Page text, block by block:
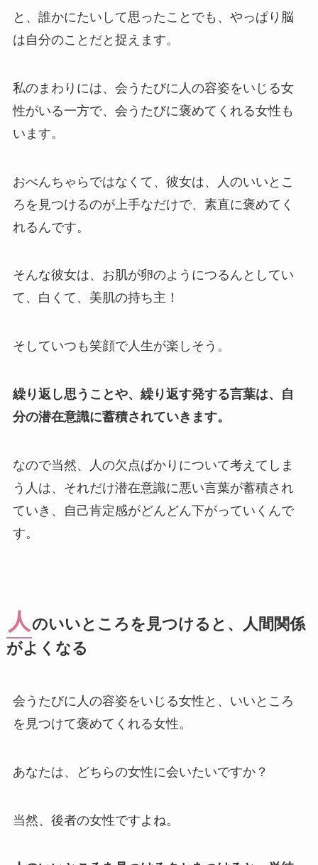
と、誰かにたいして思ったことでも、やっぱり脳
は自分のことだと捉えます。
私のまわりには、会うたびに人の容姿をいじる女
性がいる一方で、会うたびに褒めてくれる女性も
います。
おべんちゃらではなくて、彼女は、人のいいとこ
ろを見つけるのが上手なだけで、素直に褒めてく
れるんです。
そんな彼女は、お肌が卵のようにつるんとしてい
て、白くて、美肌の持ち主！
そしていつも笑顔で人生が楽しそう。
繰り返し思うことや、繰り返す発する言葉は、自
分の潜在意識に蓄積されていきます。
なので当然、人の欠点ばかりについて考えてしま
う人は、それだけ潜在意識に悪い言葉が蓄積され
ていき、自己肯定感がどんどん下がっていくんで
す。
人 のいいところを見つけると、人間関係
がよくなる
会うたびに人の容姿をいじる女性と、いいところ
を見つけて褒めてくれる女性。
あなたは、どちらの女性に会いたいですか？
当然、後者の女性ですよね。